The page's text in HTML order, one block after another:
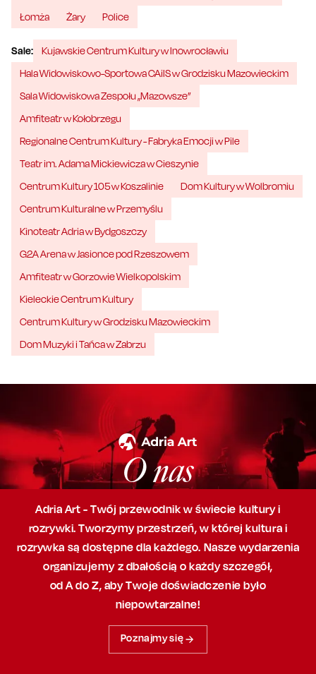
Łomża
Żary Police
Sale:
Kujawskie Centrum Kultury w Inowrocławiu
Hala Widowiskowo-Sportowa CAiIS w Grodzisku Mazowieckim
Sala Widowiskowa Zespołu „Mazowsze”
Amfiteatr w Kołobrzegu
Regionalne Centrum Kultury - Fabryka Emocji w Pile
Teatr im. Adama Mickiewicza w Cieszynie
Centrum Kultury 105 w Koszalinie
Dom Kultury w Wolbromiu
Centrum Kulturalne w Przemyślu
Kinoteatr Adria w Bydgoszczy
G2A Arena w Jasionce pod Rzeszowem
Amfiteatr w Gorzowie Wielkopolskim
Kieleckie Centrum Kultury
Centrum Kultury w Grodzisku Mazowieckim
Dom Muzyki i Tańca w Zabrzu
O nas
Adria Art - Twój przewodnik w świecie kultury i
rozrywki. Tworzymy przestrzeń,w której kultura i
rozrywka są dostępne dla każdego. Nasze wydarzenia
organizujemy z dbałością o każdy szczegół,
od A do Z, abyTwoje doświadczenie było
niepowtarzalne!
Poznajmy się